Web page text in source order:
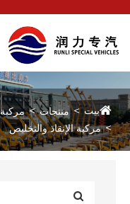
بيت منتجات
مركبة الإنقاذ والتخليص